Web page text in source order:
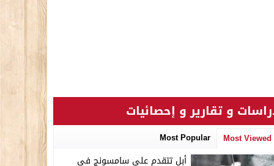
و تقارير و إحصائيات
Most Viewed
Most Popular
أبل تتقدم على سامسونج في